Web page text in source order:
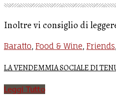
Inoltre vi consiglio di
Baratto, Food & Wine, Friends,
LA VENDEMMIA SOCIALE DI
Leggi Tutto